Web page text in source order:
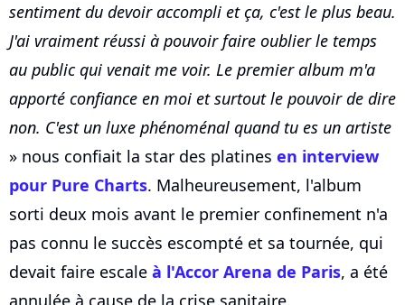
sentiment du devoir accompli et ça, c'est le plus beau.
J'ai vraiment réussi à pouvoir faire oublier le temps
au public qui venait me voir. Le premier album m'a
apporté confiance en moi et surtout le pouvoir de dire
non. C'est un luxe phénoménal quand tu es un artiste
» nous confiait la star des platines en interview
pour Pure Charts. Malheureusement, l'album
sorti deux mois avant le premier confinement n'a
pas connu le succès escompté et sa tournée, qui
devait faire escale à l'Accor Arena de Paris, a été
annulée à cause de la crise sanitaire.